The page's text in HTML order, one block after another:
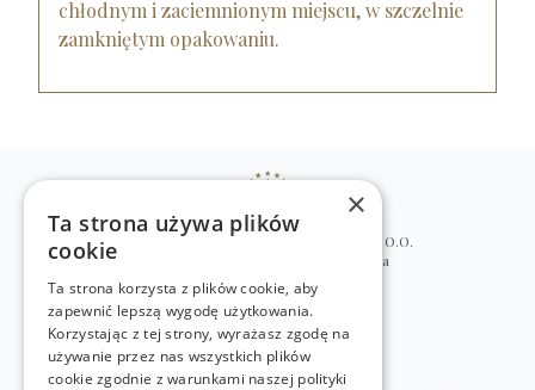
chłodnym i zaciemnionym miejscu, w szczelnie
zamkniętym opakowaniu.
WILLIAM’S NATURAL PRODUCTS SP. Z O.O.
ul. Stawki 2, 00-193 Warszawa, Polska
+48 (22) 875 91 35
kontakt@w-natural.pl
Obsługa sklepu internetowego
+48 798 349 435
×
Ta strona używa plików
cookie
Ta strona korzysta z plików cookie, aby
zapewnić lepszą wygodę użytkowania.
Korzystając z tej strony, wyrażasz zgodę na
używanie przez nas wszystkich plików
cookie zgodnie z warunkami naszej polityki